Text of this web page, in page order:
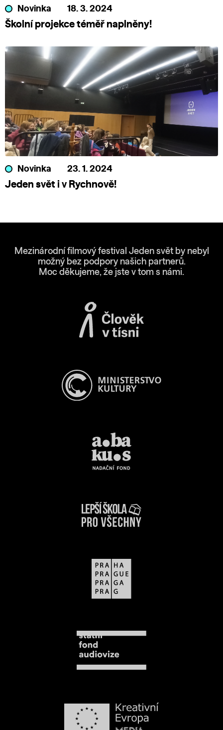
Novinka 18. 3. 2024
Školní projekce téměř naplněny!
Novinka 23. 1. 2024
Jeden svět i v Rychnově!
Mezinárodní filmový festival Jeden svět by nebyl
možný bez podpory našich partnerů.
Moc děkujeme, že jste v tom s námi.